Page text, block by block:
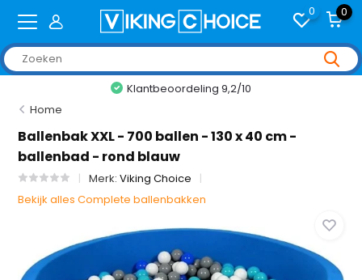
0 0
Klantbeoordeling 9,2/10
Home
Ballenbak XXL - 700 ballen - 130 x 40 cm -
ballenbad - rond blauw
Merk:Viking Choice
Bekijk alles Complete ballenbakken